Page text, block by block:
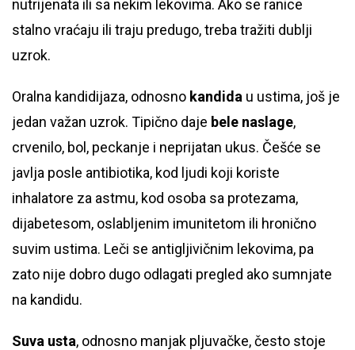
nutrijenata ili sa nekim lekovima. Ako se ranice
stalno vraćaju ili traju predugo, treba tražiti dublji
uzrok.
Oralna kandidijaza, odnosno kandida u ustima, još je
jedan važan uzrok. Tipično daje bele naslage,
crvenilo, bol, peckanje i neprijatan ukus. Češće se
javlja posle antibiotika, kod ljudi koji koriste
inhalatore za astmu, kod osoba sa protezama,
dijabetesom, oslabljenim imunitetom ili hronično
suvim ustima. Leči se antigljivičnim lekovima, pa
zato nije dobro dugo odlagati pregled ako sumnjate
na kandidu.
Suva usta, odnosno manjak pljuvačke, često stoje